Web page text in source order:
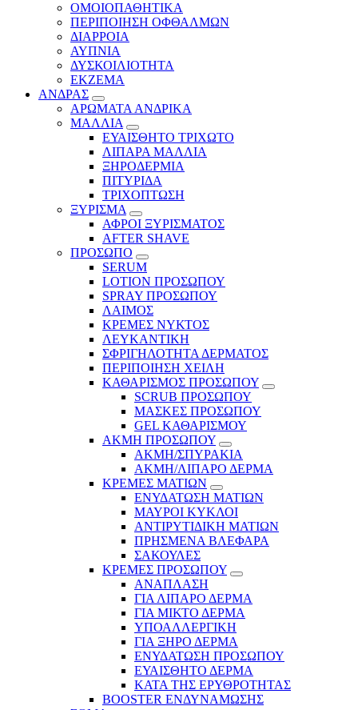
ΟΜΟΙΟΠΑΘΗΤΙΚΑ
ΠΕΡΙΠΟΙΗΣΗ ΟΦΘΑΛΜΩΝ
ΔΙΑΡΡΟΙΑ
ΑΥΠΝΙΑ
ΔΥΣΚΟΙΛΙΟΤΗΤΑ
ΕΚΖΕΜΑ
ΑΝΔΡΑΣ
ΑΡΩΜΑΤΑ ΑΝΔΡΙΚΑ
ΜΑΛΛΙΑ
ΕΥΑΙΣΘΗΤΟ ΤΡΙΧΩΤΟ
ΛΙΠΑΡΑ ΜΑΛΛΙΑ
ΞΗΡΟΔΕΡΜΙΑ
ΠΙΤΥΡΙΔΑ
ΤΡΙΧΟΠΤΩΣΗ
ΞΥΡΙΣΜΑ
ΑΦΡΟΙ ΞΥΡΙΣΜΑΤΟΣ
AFTER SHAVE
ΠΡΟΣΩΠΟ
SERUM
LOTION ΠΡΟΣΩΠΟΥ
SPRAY ΠΡΟΣΩΠΟΥ
ΛΑΙΜΟΣ
ΚΡΕΜΕΣ ΝΥΚΤΟΣ
ΛΕΥΚΑΝΤΙΚΗ
ΣΦΡΙΓΗΛΟΤΗΤΑ ΔΕΡΜΑΤΟΣ
ΠΕΡΙΠΟΙΗΣΗ ΧΕΙΛΗ
ΚΑΘΑΡΙΣΜΟΣ ΠΡΟΣΩΠΟΥ
SCRUB ΠΡΟΣΩΠΟΥ
ΜΑΣΚΕΣ ΠΡΟΣΩΠΟΥ
GEL ΚΑΘΑΡΙΣΜΟΥ
ΑΚΜΗ ΠΡΟΣΩΠΟΥ
ΑΚΜΗ/ΣΠΥΡΑΚΙΑ
ΑΚΜΗ/ΛΙΠΑΡΟ ΔΕΡΜΑ
ΚΡΕΜΕΣ ΜΑΤΙΩΝ
ΕΝΥΔΑΤΩΣΗ ΜΑΤΙΩΝ
ΜΑΥΡΟΙ ΚΥΚΛΟΙ
ΑΝΤΙΡΥΤΙΔΙΚΗ ΜΑΤΙΩΝ
ΠΡΗΣΜΕΝΑ ΒΛΕΦΑΡΑ
ΣΑΚΟΥΛΕΣ
ΚΡΕΜΕΣ ΠΡΟΣΩΠΟΥ
ΑΝΑΠΛΑΣΗ
ΓΙΑ ΛΙΠΑΡΟ ΔΕΡΜΑ
ΓΙΑ ΜΙΚΤΟ ΔΕΡΜΑ
ΥΠΟΑΛΛΕΡΓΙΚΗ
ΓΙΑ ΞΗΡΟ ΔΕΡΜΑ
ΕΝΥΔΑΤΩΣΗ ΠΡΟΣΩΠΟΥ
ΕΥΑΙΣΘΗΤΟ ΔΕΡΜΑ
ΚΑΤΑ ΤΗΣ ΕΡΥΘΡΟΤΗΤΑΣ
BOOSTER ΕΝΔΥΝΑΜΩΣΗΣ